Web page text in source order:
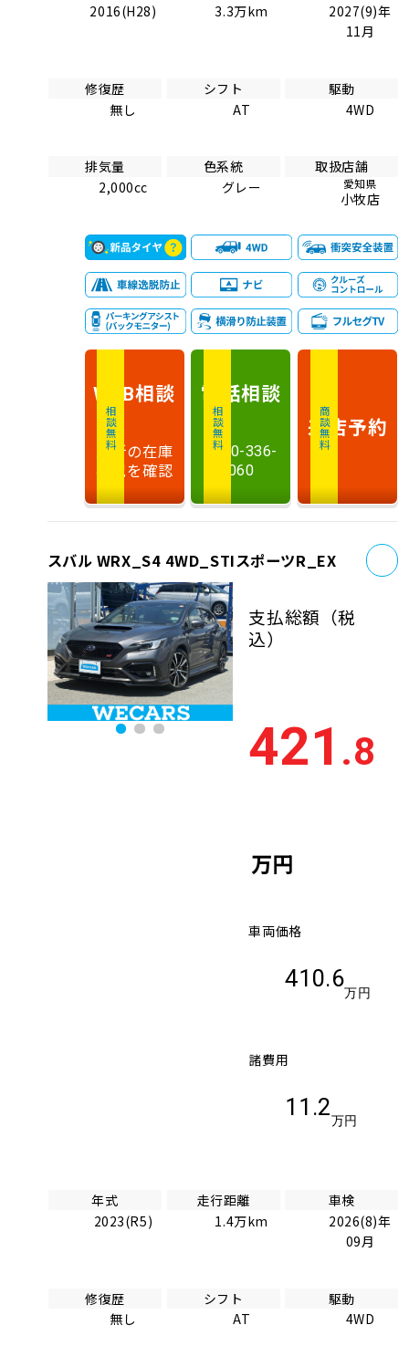
2016(H28)
3.3万km
2027(9)年
11月
修復歴
無し
シフト
AT
駆動
4WD
排気量
2,000cc
色系統
グレー
取扱店舗
愛知県
小牧店
相談無料
WEB相談
最新の在庫
状況を確認
相談無料
電話相談
0120-336-
060
商談無料
来店予約
スバル WRX_S4 4WD_STIスポーツR_EX
支払総額 （税
込）
421 .8
万円
車両価格
410.6
万円
諸費用
11.2
万円
年式
2023(R5)
走行距離
1.4万km
車検
2026(8)年
09月
修復歴
無し
シフト
AT
駆動
4WD